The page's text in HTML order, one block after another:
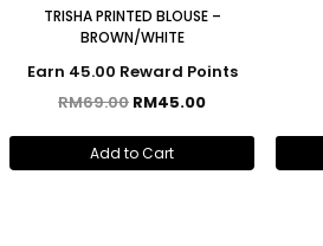
TRISHA PRINTED BLOUSE –
BROWN/WHITE
Earn 45.00 Reward Points
RM69.00 RM45.00
Add to Cart